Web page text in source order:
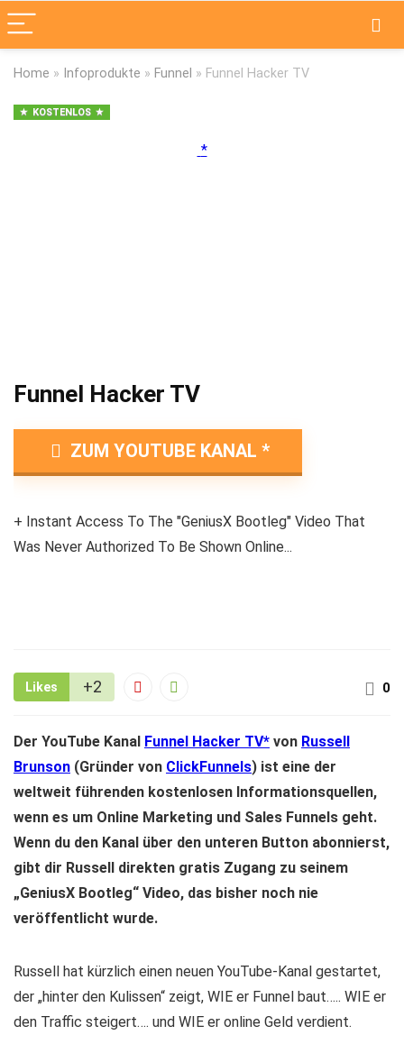
Home » Infoprodukte » Funnel » Funnel Hacker TV
KOSTENLOS
Funnel Hacker TV
ZUM YOUTUBE KANAL
+ Instant Access To The "GeniusX Bootleg" Video That
Was Never Authorized To Be Shown Online...
0
Likes +2
Der YouTube Kanal Funnel Hacker TV von Russell
Brunson (Gründer von ClickFunnels) ist eine der
weltweit führenden kostenlosen Informationsquellen,
wenn es um Online Marketing und Sales Funnels geht.
Wenn du den Kanal über den unteren Button abonnierst,
gibt dir Russell direkten gratis Zugang zu seinem
„GeniusX Bootleg“ Video, das bisher noch nie
veröffentlicht wurde.
Russell hat kürzlich einen neuen YouTube-Kanal gestartet,
der „hinter den Kulissen“ zeigt, WIE er Funnel baut….. WIE er
den Traffic steigert…. und WIE er online Geld verdient.